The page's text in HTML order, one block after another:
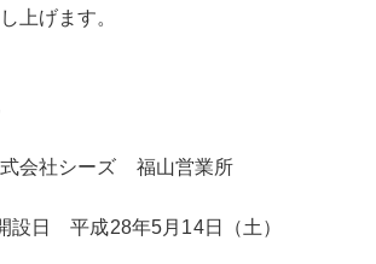
上げます。
会社シーズ 福山営業所
設日 平成28年5月14日（土）